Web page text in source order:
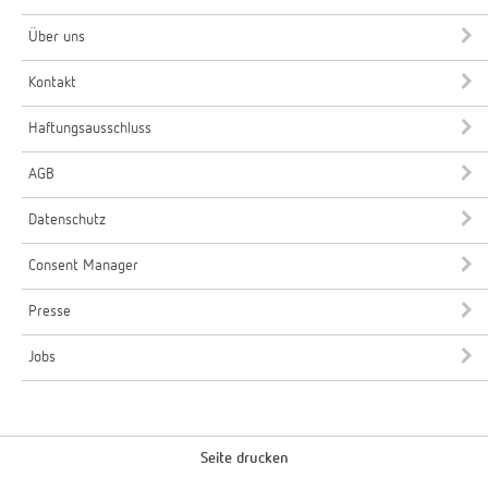
Über uns
Kontakt
Haftungsausschluss
AGB
Datenschutz
Consent Manager
Presse
Jobs
Seite drucken